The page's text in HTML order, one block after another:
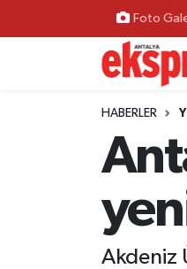
Foto
HABERLER
Akdeniz
ÖZEL HABER
GÜNDEM
YEREL GÜNDEM
EKONOMİ
KÜLTÜR - SANAT
Nöbetçi Eczaneler
Hava Durumu
Trafik Durumu
Süper Lig Puan
Tüm Manşetler